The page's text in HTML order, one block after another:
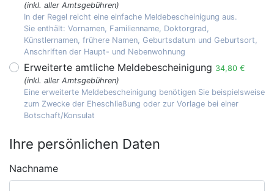
(inkl. aller Amtsgebühren)
In der Regel reicht eine einfache Meldebescheinigung aus.
Sie enthält: Vornamen, Familienname, Doktorgrad,
Künstlernamen, frühere Namen, Geburtsdatum und Geburtsort,
Anschriften der Haupt- und Nebenwohnung
Erweiterte amtliche Meldebescheinigung 34,80 €
(inkl. aller Amtsgebühren)
Eine erweiterte Meldebescheinigung benötigen Sie beispielsweise
zum Zwecke der Eheschließung oder zur Vorlage bei einer
Botschaft/Konsulat
Ihre persönlichen Daten
Nachname